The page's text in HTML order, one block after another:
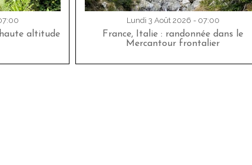
altitude
Lundi 3 Août 2026 - 07:00
France, Italie : randonnée dans le
Mercantour frontalier